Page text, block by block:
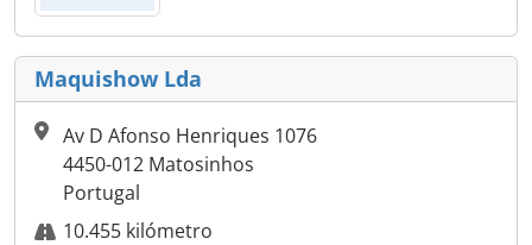
Maquishow Lda
Av D Afonso Henriques 1076
4450-012 Matosinhos
Portugal
10.455 kilómetro